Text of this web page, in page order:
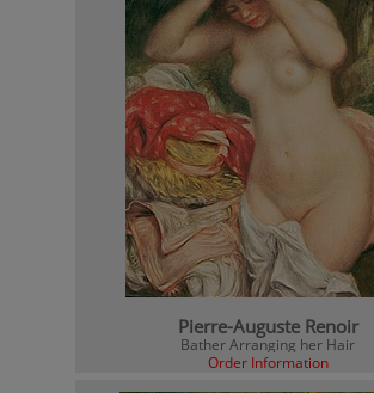
Pierre-Auguste Renoir
Bather Arranging her Hair
Order Information